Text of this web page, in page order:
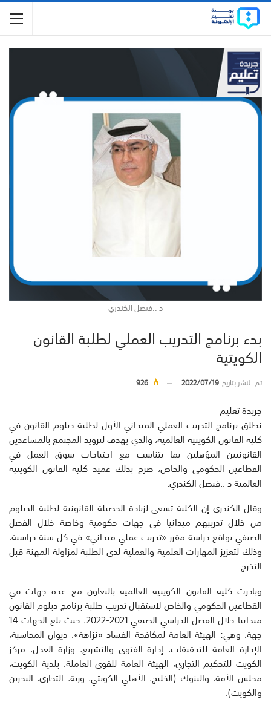
د ..فيصل الكندري
بدء برنامج التدريب العملي لطلبة القانون
الكويتية
تم النشر بتاريخ2022/07/19
926
جريدة تعليم
نطلق برنامج التدريب العملي الميداني الأول لطلبة دبلوم القانون في
كلية القانون الكويتية العالمية، والذي يهدف لتزويد المجتمع بالمساعدين
القانونيين المؤهلين بما يتناسب مع احتياجات سوق العمل في
القطاعين الحكومي والخاص، صرح بذلك عميد كلية القانون الكويتية
العالمية د ..فيصل الكندري.
وقال الكندري إن الكلية تسعى لزيادة الحصيلة القانونية لطلبة الدبلوم
من خلال تدريبهم ميدانيا في جهات حكومية وخاصة خلال الفصل
الصيفي بواقع دراسة مقرر «تدريب عملي ميداني» في كل سنة دراسية،
وذلك لتعزيز المهارات العلمية والعملية لدى الطلبة لمزاولة المهنة قبل
التخرج.
وبادرت كلية القانون الكويتية العالمية بالتعاون مع عدة جهات في
القطاعين الحكومي والخاص لاستقبال تدريب طلبة برنامج دبلوم القانون
ميدانيا خلال الفصل الدراسي الصيفي 2021-2022، حيث بلغ الجهات 14
جهة، وهي: الهيئة العامة لمكافحة الفساد «نزاهة»، ديوان المحاسبة،
الإدارة العامة للتحقيقات، إدارة الفتوى والتشريع، وزارة العدل، مركز
الكويت للتحكيم التجاري، الهيئة العامة للقوى العاملة، بلدية الكويت،
مجلس الأمة، والبنوك (الخليج، الأهلي الكويتي، وربة، التجاري، البحرين
والكويت).